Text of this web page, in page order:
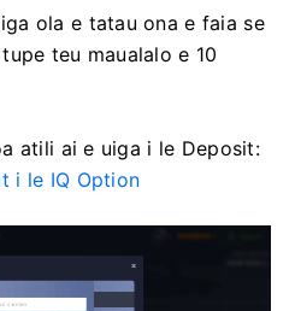
ola e tatau ona e faia se
teu maualalo e 10
atili ai e uiga i le Deposit:
i le IQ Option